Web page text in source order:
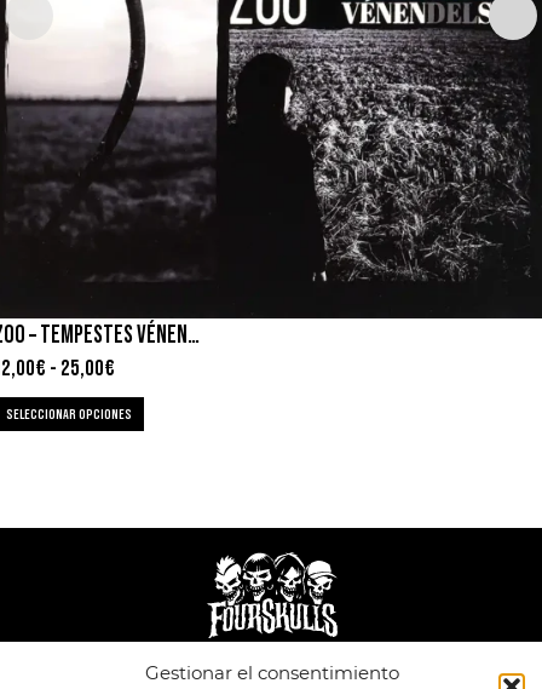
Gestionar el consentimiento
ZOO – TEMPESTES VÉNEN DEL SUD
€ - 25,00€
SELECCIONAR OPCIONES